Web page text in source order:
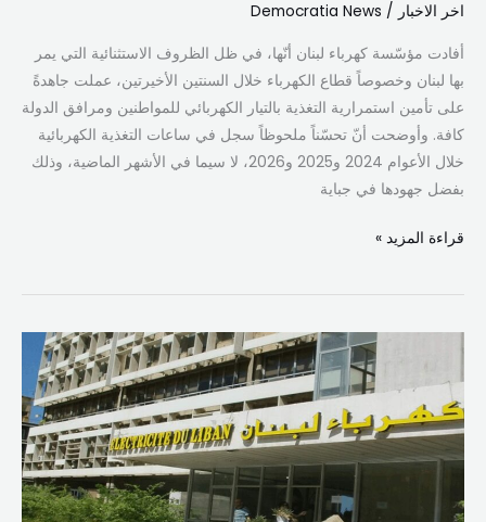
اخر الاخبار /
Democratia News
أفادت مؤسّسة كهرباء لبنان أنّها، في ظل الظروف الاستثنائية التي يمر
بها لبنان وخصوصاً قطاع الكهرباء خلال السنتين الأخيرتين، عملت جاهدةً
على تأمين استمرارية التغذية بالتيار الكهربائي للمواطنين ومرافق الدولة
كافة. وأوضحت أنّ تحسّناً ملحوظاً سجل في ساعات التغذية الكهربائية
خلال الأعوام 2024 و2025 و2026، لا سيما في الأشهر الماضية، وذلك
بفضل جهودها في جباية
قراءة المزيد »
التغذية
مستقرة
ونعمل
استمراريتها